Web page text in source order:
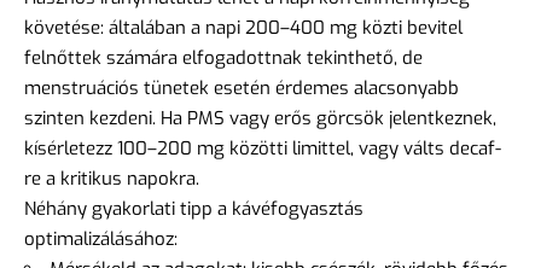
követése: általában a napi 200–400 mg közti bevitel
felnőttek számára elfogadottnak tekinthető, de
menstruációs tünetek esetén érdemes alacsonyabb
szinten kezdeni. Ha PMS vagy erős görcsök jelentkeznek,
kísérletezz 100–200 mg közötti limittel, vagy válts decaf-
re a kritikus napokra.
Néhány gyakorlati tipp a kávéfogyasztás
optimalizálásához: